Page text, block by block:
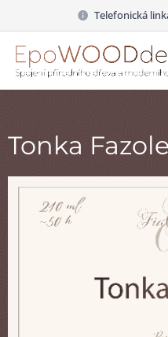
Telefonická
Tonka